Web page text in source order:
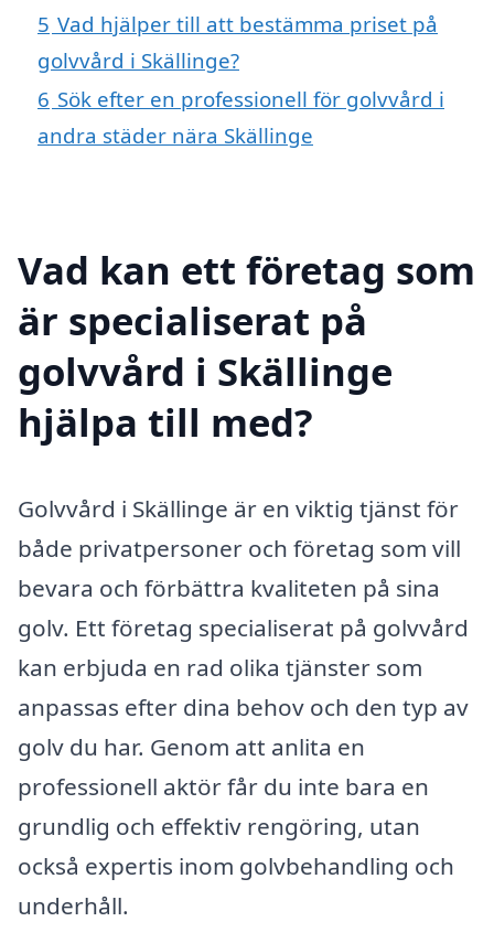
5 Vad hjälper till att bestämma priset på
golvvård i Skällinge?
6 Sök efter en professionell för golvvård i
andra städer nära Skällinge
Vad kan ett företag som
är specialiserat på
golvvård i Skällinge
hjälpa till med?
Golvvård i Skällinge är en viktig tjänst för
både privatpersoner och företag som vill
bevara och förbättra kvaliteten på sina
golv. Ett företag specialiserat på golvvård
kan erbjuda en rad olika tjänster som
anpassas efter dina behov och den typ av
golv du har. Genom att anlita en
professionell aktör får du inte bara en
grundlig och effektiv rengöring, utan
också expertis inom golvbehandling och
underhåll.